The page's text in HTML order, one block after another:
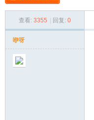
查看: 3355 回复: 0
咿呀